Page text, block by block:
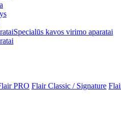
Specialūs kavos virimo aparatai
PRO Flair Classic / Signature